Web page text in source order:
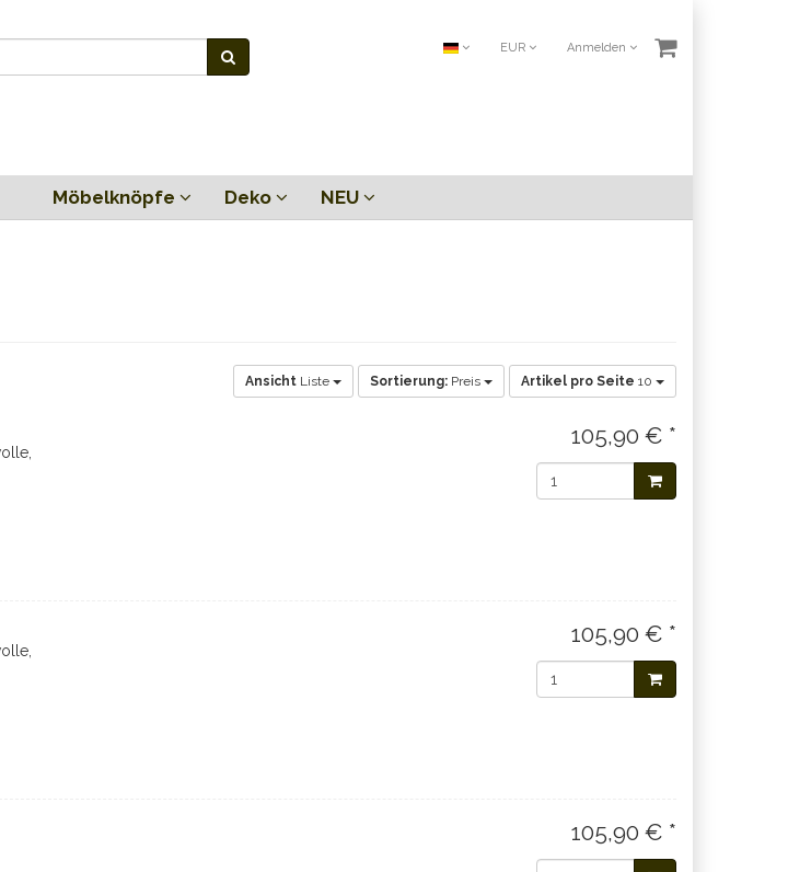
EUR Anmelden
Möbelknöpfe Deko NEU
Ansicht Liste Sortierung: Preis Artikel pro Seite 10
105,90 € *
105,90 € *
105,90 € *